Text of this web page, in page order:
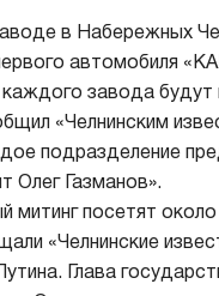
в Набережных
автомобиля
завода
«Челнинским
подразделение
Олег Газманов».
митинг посетят
«Челнинские
Глава